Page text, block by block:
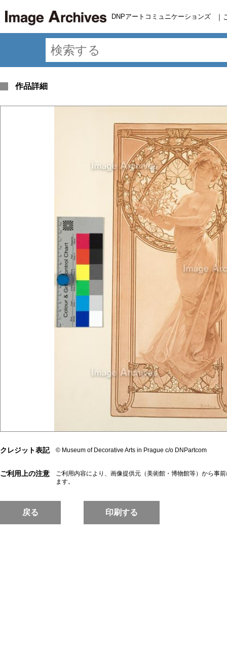
DNPアートコミュニケーションズ ｜
作品詳細
クレジット表記 © Museum of Decorative Arts in Prague c/o DNPartcom
ご利用上の注意
ご利用内容により、画像提供元（美術館・博物館等）から事
ます。
戻る 印刷する